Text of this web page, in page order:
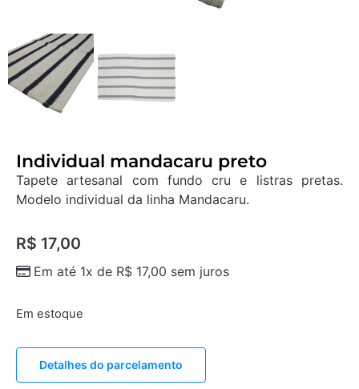
Individual mandacaru preto
Tapete artesanal com fundo cru e listras pretas.
Modelo individual da linha Mandacaru.
R$ 17,00
Em até 1x de R$ 17,00 sem juros
Em estoque
Detalhes do parcelamento